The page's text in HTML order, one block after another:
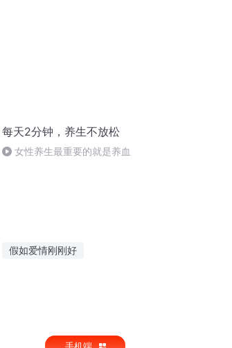
每天2分钟，养生不放松
女性养生最重要的就是养血
假如爱情刚刚好